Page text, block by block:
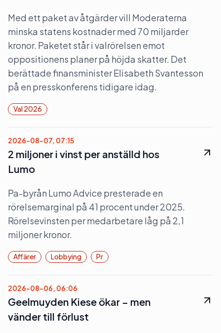
Med ett paket av åtgärder vill Moderaterna
minska statens kostnader med 70 miljarder
kronor. Paketet står i valrörelsen emot
oppositionens planer på höjda skatter. Det
berättade finansminister Elisabeth Svantesson
på en presskonferens tidigare idag.
Val 2026
2026-08-07, 07:15
2 miljoner i vinst per anställd hos
Lumo
Pa-byrån Lumo Advice presterade en
rörelsemarginal på 41 procent under 2025.
Rörelsevinsten per medarbetare låg på 2,1
miljoner kronor.
Affärer Lobbying Pr
2026-08-06, 06:06
Geelmuyden Kiese ökar – men
vänder till förlust